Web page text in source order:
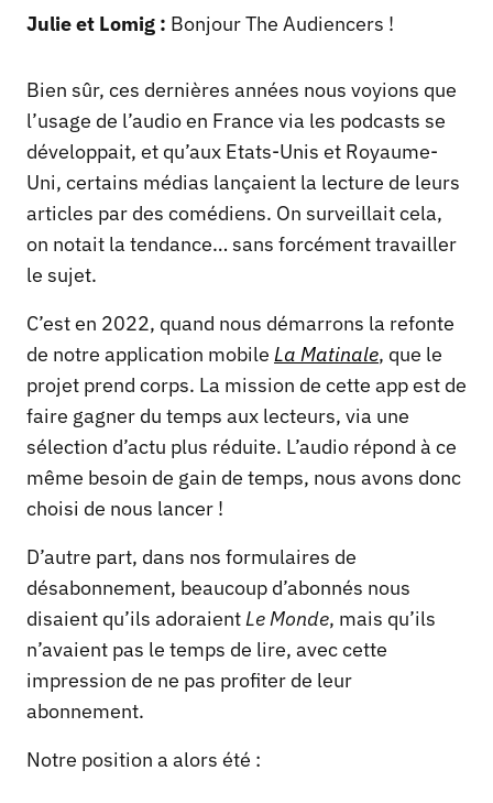
Julie et Lomig : Bonjour The Audiencers !
Bien sûr, ces dernières années nous voyions que
l’usage de l’audio en France via les podcasts se
développait, et qu’aux Etats-Unis et Royaume-
Uni, certains médias lançaient la lecture de leurs
articles par des comédiens. On surveillait cela,
on notait la tendance… sans forcément travailler
le sujet.
C’est en 2022, quand nous démarrons la refonte
de notre application mobile La Matinale, que le
projet prend corps. La mission de cette app est de
faire gagner du temps aux lecteurs, via une
sélection d’actu plus réduite. L’audio répond à ce
même besoin de gain de temps, nous avons donc
choisi de nous lancer !
D’autre part, dans nos formulaires de
désabonnement, beaucoup d’abonnés nous
disaient qu’ils adoraient Le Monde, mais qu’ils
n’avaient pas le temps de lire, avec cette
impression de ne pas profiter de leur
abonnement.
Notre position a alors été :